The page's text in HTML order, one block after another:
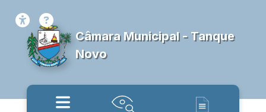
Câmara Municipal - Tanque
Novo